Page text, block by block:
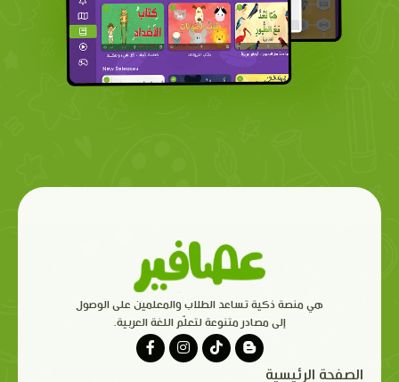
هي منصة ذكية تساعد الطلاب والمعلمين على الوصول
إلى مصادر متنوعة لتعلّم اللغة العربية.
الصفحة الرئيسية